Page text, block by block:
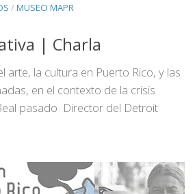
/MUSEO MAPR
| Charla
arte, la cultura en Puerto Rico, y las
en el contexto de la crisis
pasado Director del Detroit